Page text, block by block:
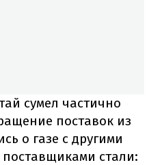
сумел частично
поставок из
о газе с другими
стали: